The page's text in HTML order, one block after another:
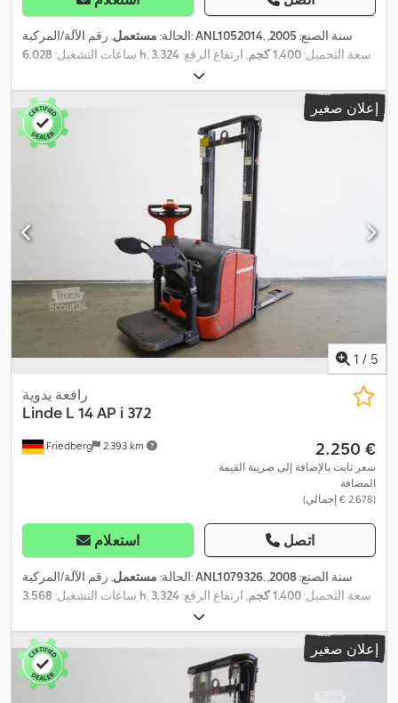
الحالة: مستعمل , رقم الآلة/المركبة:ANL1052014 , سنة الصنع: 2005
,
ساعات التشغيل: 6.028 h , سعة التحميل:1.400 كجم , ارتفاع الرفع:3.324
, مركز تحميل الحمولة:
سيمبلكس, سعة البطارية:620 آه , جهد البطارية: 24 V, عرض إطار
الشوكة:
1.397 كجم
,
2.190 مم , الطول الكلي: , العرض الكلي:800
, وقود:كهرباء
إعلان صغير
1 / 5
Friedberg 2.393 km
رافعة يدوية
Linde L 14 AP i 372
‏2.250 €
سعر ثابت بالإضافة إلى ضريبة القيمة
المضافة
(‏2.678 € إجمالي)
استعلام اتصل
الحالة: مستعمل , رقم الآلة/المركبة:ANL1079326 , سنة الصنع:2008
,
ساعات التشغيل: 3.568 h , سعة التحميل:1.400 كجم , ارتفاع الرفع:3.324
, مركز تحميل الحمولة:
سيمبلكس, سعة البطارية:270 آه , جهد البطارية: 24 V, عرض إطار
الشوكة:
, طول الشوكات: , وزن فارغ:1.340 كجم
,
2.190 مم , الطول الكلي: , العرض الكلي:800
, وقود:كهرباء
إعلان صغير